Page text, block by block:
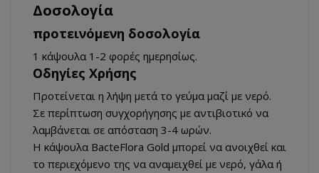
Δοσολογία
προτεινόμενη δοσολογία
1 κάψουλα 1-2 φορές ημερησίως.
Οδηγίες Χρήσης
Προτείνεται η λήψη μετά το γεύμα μαζί με νερό.
Σε περίπτωση συγχορήγησης με αντιβιοτικό να
λαμβάνεται σε απόσταση 3-4 ωρών.
H κάψουλα BacteFlora Gold μπορεί να ανοιχθεί και
το περιεχόμενο της να αναμειχθεί με νερό, γάλα ή